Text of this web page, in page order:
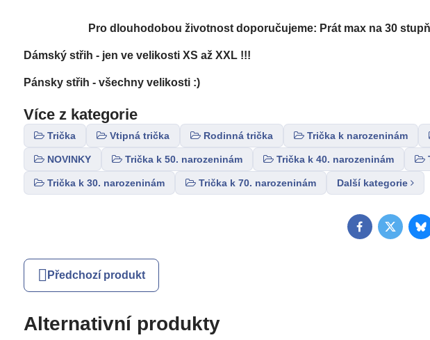
Pro dlouhodobou životnost doporučujeme: Prát max na 30
Dámský střih - jen ve velikosti XS až XXL !!!
Pánsky střih - všechny velikosti :)
Více z kategorie
Trička Vtipná trička Rodinná trička Trička k narozeninám
NOVINKY Trička k 50. narozeninám Trička k 40. narozeninám
Trička k 30. narozeninám Trička k 70. narozeninám Další kategorie
FacebookTwitter
Předchozí produkt
Alternativní produkty